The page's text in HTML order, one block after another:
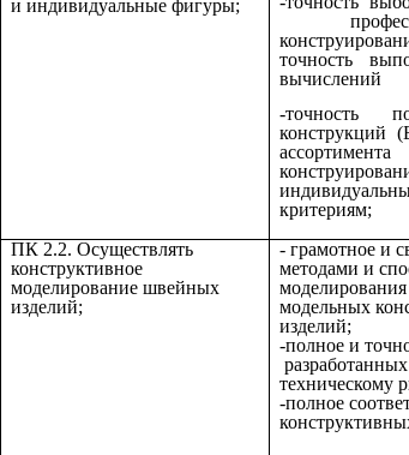
и индивидуальные фигуры;
точность
вычислений
-точность
конструкций
критериям;
ПК 2.2. Осуществлять
конструктивное
моделирование швейных
изделий;
- грамотное и
методами и
модельных
изделий;
-полное и
техническому
-полное